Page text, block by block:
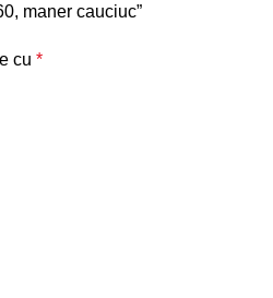
maner cauciuc”
cu *